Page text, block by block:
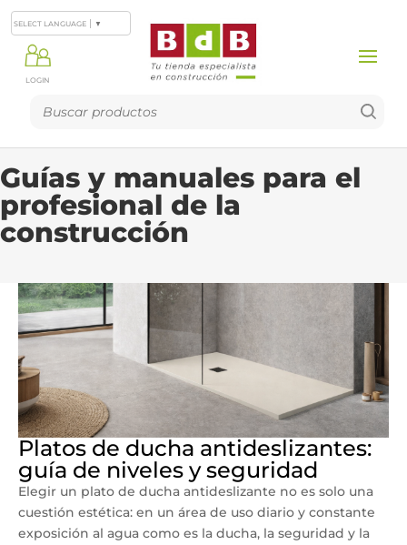
LOGIN
SELECT LANGUAGE ▼
Guías y manuales para el
profesional de la
construcción
Platos de ducha antideslizantes:
guía de niveles y seguridad
Elegir un plato de ducha antideslizante no es solo una
cuestión estética: en un área de uso diario y constante
exposición al agua como es la ducha, la seguridad y la